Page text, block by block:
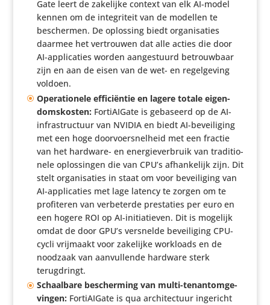
Gate leert de zakelijke context van elk AI-model
kennen om de inte­gri­teit van de modellen te
beschermen. De oplossing biedt orga­ni­sa­ties
daarmee het vertrouwen dat alle acties die door
AI-appli­ca­ties worden aange­stuurd betrouw­baar
zijn en aan de eisen van de wet- en regel­ge­ving
voldoen.
Opera­ti­o­nele effi­ci­ëntie en lagere totale eigen­
doms­kosten: Forti­AI­Gate is gebaseerd op de AI-
infra­struc­tuur van NVIDIA en biedt AI-bevei­li­ging
met een hoge door­voer­snel­heid met een fractie
van het hardware- en ener­gie­ver­bruik van tradi­ti­o­
nele oplos­singen die van CPU’s afhan­ke­lijk zijn. Dit
stelt orga­ni­sa­ties in staat om voor bevei­li­ging van
AI-appli­ca­ties met lage latency te zorgen om te
profi­teren van verbe­terde pres­ta­ties per euro en
een hogere ROI op AI-initi­a­tieven. Dit is mogelijk
omdat de door GPU’s versnelde bevei­li­ging CPU-
cycli vrijmaakt voor zakelijke workloads en de
noodzaak van aanvul­lende hardware sterk
terugdringt.
Schaal­bare bescher­ming van multi-tenan­tom­ge­
vingen: Forti­AI­Gate is qua archi­tec­tuur ingericht